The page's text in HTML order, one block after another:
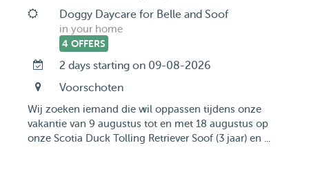
Doggy Daycare for Belle and Soof
in your home
4 OFFERS
2 days starting on 09-08-2026
Voorschoten
Wij zoeken iemand die wil oppassen tijdens onze
vakantie van 9 augustus tot en met 18 augustus op
onze Scotia Duck Tolling Retriever Soof (3 jaar) en ...